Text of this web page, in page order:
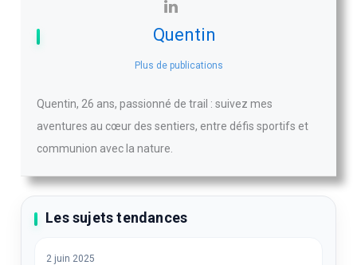
Quentin
Plus de publications
Quentin, 26 ans, passionné de trail : suivez mes
aventures au cœur des sentiers, entre défis sportifs et
communion avec la nature.
Les sujets tendances
2 juin 2025